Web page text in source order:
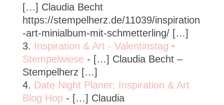
[…] Claudia Becht
https://stempelherz.de/11039/inspiration
-art-minialbum-mit-schmetterling/ […]
Inspiration & Art - Valentinstag •
Stempelwiese - […] Claudia Becht –
Stempelherz […]
Date Night Planer: Inspiration & Art
Blog Hop - […] Claudia